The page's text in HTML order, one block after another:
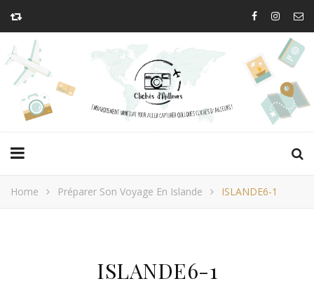
Home Préparer Son Voyage En Islande ISLANDE6-1
ISLANDE6-1